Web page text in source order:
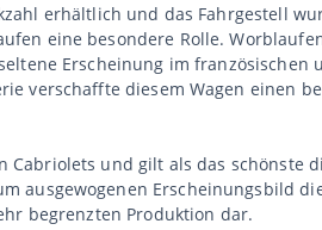
erhältlich und das Fahrgestell
eine besondere Rolle.
Erscheinung im
verschaffte diesem Wagen einen
und gilt als das schönste
Erscheinungsbild
begrenzten Produktion dar.